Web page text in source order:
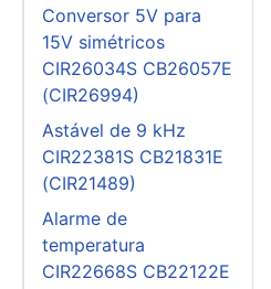
Conversor 5V para
15V simétricos
CIR26034S CB26057E
(CIR26994)
Astável de 9 kHz
CIR22381S CB21831E
(CIR21489)
Alarme de
temperatura
CIR22668S CB22122E